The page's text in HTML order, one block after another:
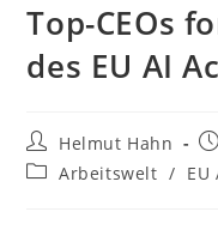
Top-CEOs
des EU AI
Beitrags-
Autor:
Helmut Hahn
Beitrags-
Arbeitswelt / EU